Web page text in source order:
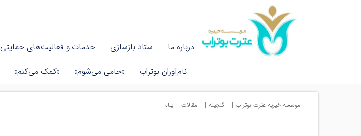
درباره ما ستاد بازسازی خدمات و فعالیت‌های حمایتی
نام‌آوران بوتراب
«حامی می‌شوم» «کمک می‌کنم»
موسسه خیریه عترت بوتراب | گنجینه | مقالات | ایتام